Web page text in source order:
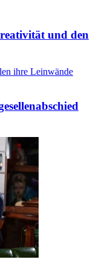
und den